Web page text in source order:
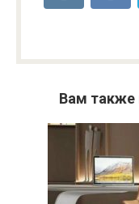
Вам также